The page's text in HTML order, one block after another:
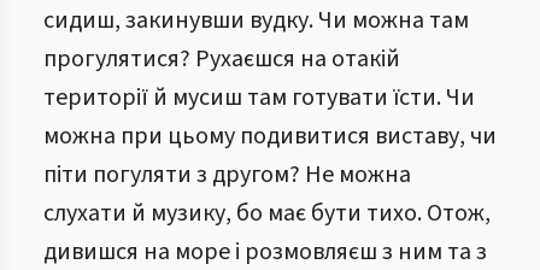
сидиш, закинувши вудку. Чи можна там
прогулятися? Рухаєшся на отакій
території й мусиш там готувати їсти. Чи
можна при цьому подивитися виставу, чи
піти погуляти з другом? Не можна
слухати й музику, бо має бути тихо. Отож,
дивишся на море і розмовляєш з ним та з